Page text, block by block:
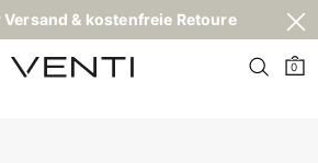
& kostenfreie Retoure
0